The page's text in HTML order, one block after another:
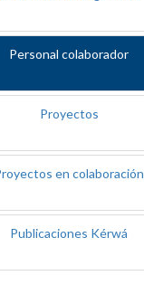
Personal colaborador
Proyectos
en colaboración
Publicaciones Kérwá